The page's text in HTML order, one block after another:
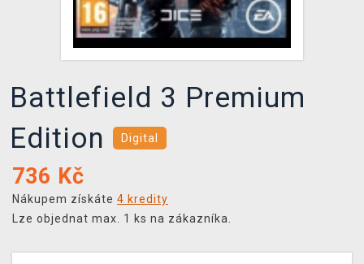
Battlefield 3 Premium
Edition
Digital
736 Kč
Nákupem získáte 4 kredity
Lze objednat max. 1 ks na zákazníka.